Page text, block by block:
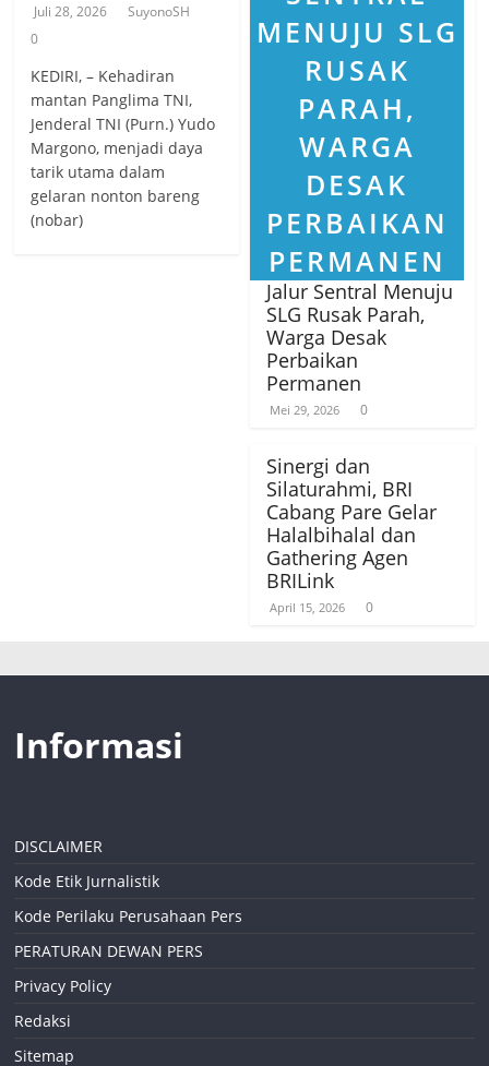
Juli 28, 2026
SuyonoSH
0
KEDIRI, – Kehadiran
mantan Panglima TNI,
Jenderal TNI (Purn.) Yudo
Margono, menjadi daya
tarik utama dalam
gelaran nonton bareng
(nobar)
Jalur Sentral Menuju
SLG Rusak Parah,
Warga Desak
Perbaikan
Permanen
Mei 29, 2026 0
Sinergi dan
Silaturahmi, BRI
Cabang Pare Gelar
Halalbihalal dan
Gathering Agen
BRILink
April 15, 2026 0
Informasi
DISCLAIMER
Kode Etik Jurnalistik
Kode Perilaku Perusahaan Pers
PERATURAN DEWAN PERS
Privacy Policy
Redaksi
Sitemap